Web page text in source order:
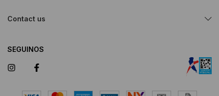
Contact us
SEGUINOS